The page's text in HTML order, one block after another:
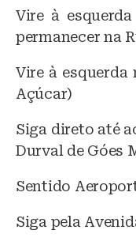
Vire à
permanecer na
Vire à esquerda
Açúcar)
Siga direto até
Durval de Góes
Sentido
Siga pela